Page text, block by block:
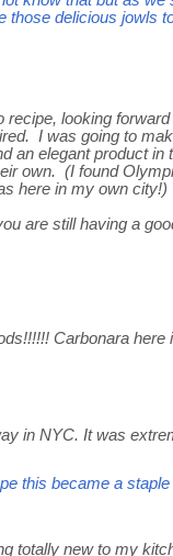
those delicious jowls
recipe, looking
I was going to
an elegant product
own. (I found
here in my own city!)
are still having a
Carbonara here
in NYC. It was
this became a
totally new to my